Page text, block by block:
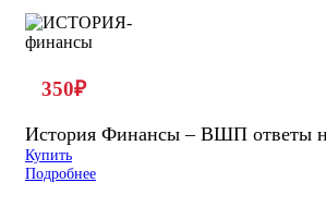
350₽
История Финансы – ВШП ответы
Купить
Подробнее